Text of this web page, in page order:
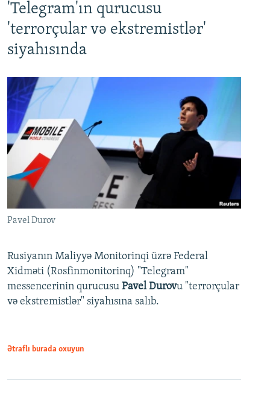
'Telegram'ın qurucusu
'terrorçular və ekstremistlər'
siyahısında
Pavel Durov
Rusiyanın Maliyyə Monitorinqi üzrə Federal
Xidməti (Rosfinmonitorinq) "Telegram"
messencerinin qurucusu Pavel Durovu "terrorçular
və ekstremistlər" siyahısına salıb.
Ətraflı burada oxuyun